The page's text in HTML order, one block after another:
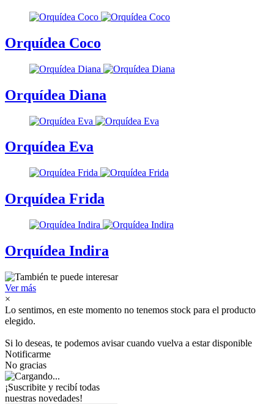
Orquídea Coco
Orquídea Diana
Orquídea Eva
Orquídea Frida
Orquídea Indira
Ver más
×
Lo sentimos, en este momento no tenemos stock para el producto
elegido.
Si lo deseas, te podemos avisar cuando vuelva a estar disponible
Notificarme
No gracias
¡Suscribite y recibí todas
nuestras novedades!